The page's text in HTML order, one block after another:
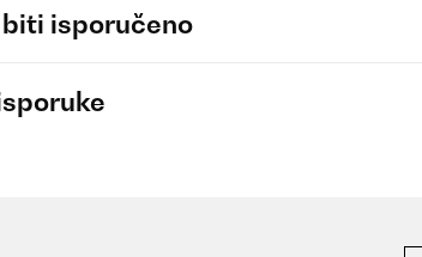
isporučeno